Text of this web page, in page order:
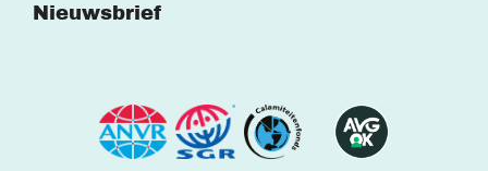
Nieuwsbrief